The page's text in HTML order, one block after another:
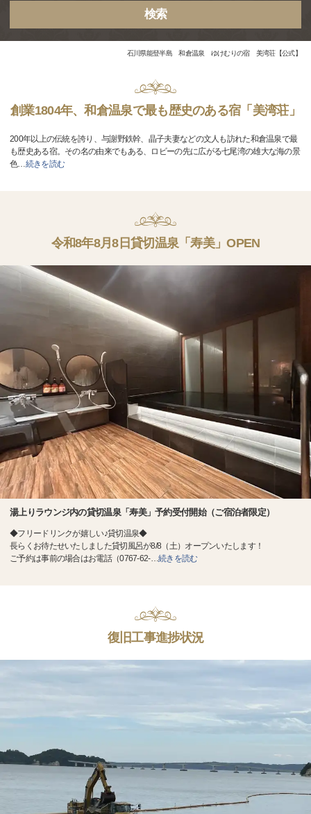
検索
石川県能登半島 和倉温泉 ゆけむりの宿 美湾荘【公式】
創業1804年、和倉温泉で最も歴史のある宿「美湾荘」
200年以上の伝統を誇り、与謝野鉄幹、晶子夫妻などの文人も訪れた和倉温泉で最
も歴史ある宿。その名の由来でもある、ロビーの先に広がる七尾湾の雄大な海の景
色…続きを読む
令和8年8月8日貸切温泉「寿美」OPEN
湯上りラウンジ内の貸切温泉「寿美」予約受付開始（ご宿泊者限定）
◆フリードリンクが嬉しい♪貸切温泉◆
長らくお待たせいたしました貸切風呂が8/8（土）オープンいたします！
ご予約は事前の場合はお電話（0767-62-…続きを読む
復旧工事進捗状況